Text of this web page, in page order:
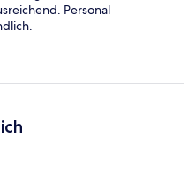
Personal